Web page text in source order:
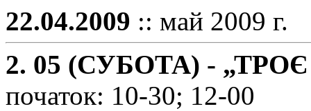
22.04.2009 :: май 2009 г.
2. 05 (СУБОТА) -
початок: 10-30; 12-00